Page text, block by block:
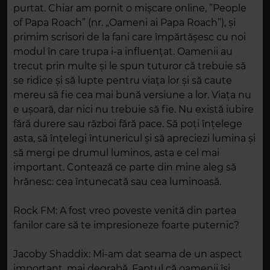
purtat. Chiar am pornit o mișcare online, ”People
of Papa Roach” (nr. „Oameni ai Papa Roach”), și
primim scrisori de la fani care împărtășesc cu noi
modul în care trupa i-a influențat. Oamenii au
trecut prin multe și le spun tuturor că trebuie să
se ridice și să lupte pentru viața lor și să caute
mereu să fie cea mai bună versiune a lor. Viața nu
e ușoară, dar nici nu trebuie să fie. Nu există iubire
fără durere sau război fără pace. Să poți înțelege
asta, să înțelegi întunericul și să apreciezi lumina și
să mergi pe drumul luminos, asta e cel mai
important. Contează ce parte din mine aleg să
hrănesc: cea întunecată sau cea luminoasă.
Rock FM: A fost vreo poveste venită din partea
fanilor care să te impresioneze foarte puternic?
Jacoby Shaddix: Mi-am dat seama de un aspect